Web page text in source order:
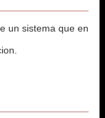
un sistema que en